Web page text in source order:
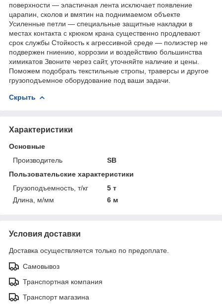
поверхности — эластичная лента исключает появление
царапин, сколов и вмятин на поднимаемом объекте
Усиленные петли — специальные защитные накладки в
местах контакта с крюком крана существенно продлевают
срок службы Стойкость к агрессивной среде — полиэстер не
подвержен гниению, коррозии и воздействию большинства
химикатов Звоните через сайт, уточняйте наличие и цены.
Поможем подобрать текстильные стропы, траверсы и другое
грузоподъемное оборудование под ваши задачи.
Скрыть
Характеристики
Основные
Производитель
SB
Пользовательские характеристики
Грузоподъемность, т/кг
5 т
Длина, м/мм
6 м
Условия доставки
Доставка осуществляется только по предоплате.
Самовывоз
Транспортная компания
Транспорт магазина